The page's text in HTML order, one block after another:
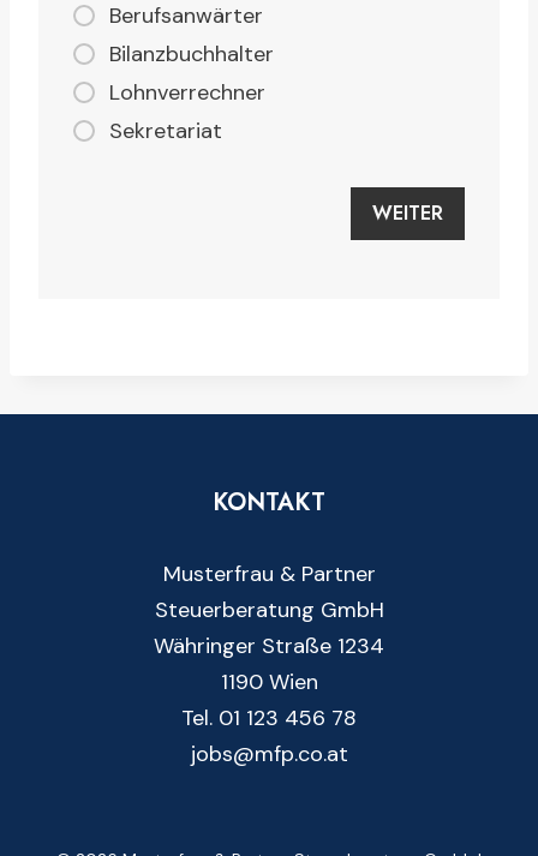
Berufsanwärter
Bilanzbuchhalter
Lohnverrechner
Sekretariat
KONTAKT
Musterfrau & Partner
Steuerberatung GmbH
Währinger Straße 1234
1190 Wien
Tel. 01 123 456 78
jobs@mfp.co.at